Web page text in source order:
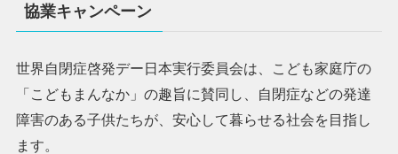
協業キャンペーン
世界自閉症啓発デー日本実行委員会は、こども家庭庁の
「こどもまんなか」の趣旨に賛同し、自閉症などの発達
障害のある子供たちが、安心して暮らせる社会を目指し
ます。